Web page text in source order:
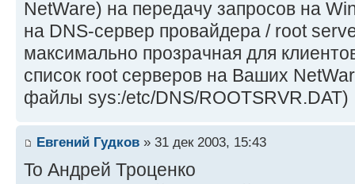
NetWare) на передачу запросов на
на DNS-сервер провайдера / root
максимально прозрачная для
список root серверов на Ваших
файлы sys:/etc/DNS/ROOTSRVR.DAT)
Евгений Гудков » 31 дек 2003, 15:43
To Андрей Троценко